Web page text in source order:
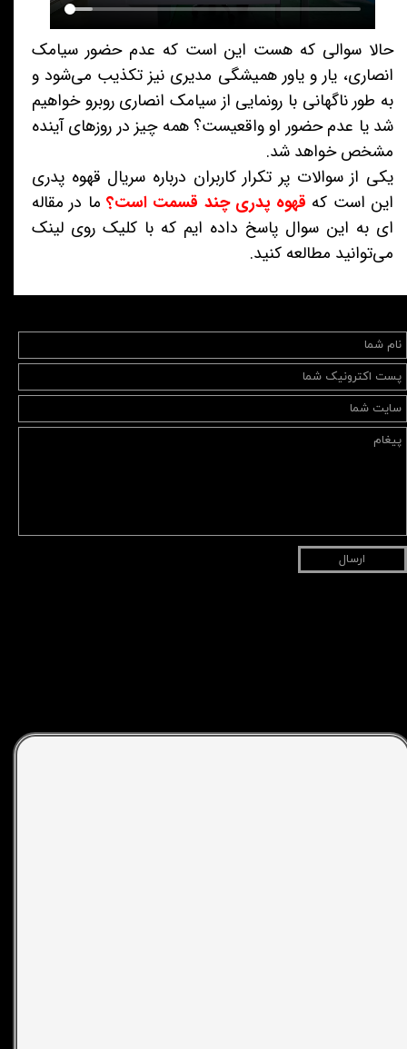
حالا سوالی که هست این است که عدم حضور سیامک
انصاری، یار و یاور همیشگی مدیری نیز تکذیب می‌شود و
به طور ناگهانی با رونمایی از سیامک انصاری روبرو خواهیم
شد یا عدم حضور او واقعیست؟ همه چیز در روزهای آینده
مشخص خواهد شد.
یکی از سوالات پر تکرار کاربران درباره سریال قهوه پدری
این است که قهوه پدری چند قسمت است؟ ما در مقاله
ای به این سوال پاسخ داده ایم که با کلیک روی لینک
می‌توانید مطالعه کنید.
ارسال